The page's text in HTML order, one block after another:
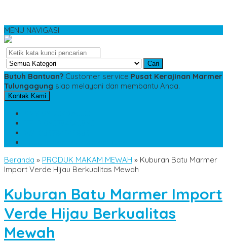
MENU NAVIGASI
Cari
Butuh Bantuan? Customer service Pusat Kerajinan Marmer
Tulungagung siap melayani dan membantu Anda.
Kontak Kami
Beranda » PRODUK MAKAM MEWAH » Kuburan Batu Marmer
Import Verde Hijau Berkualitas Mewah
Kuburan Batu Marmer Import
Verde Hijau Berkualitas
Mewah